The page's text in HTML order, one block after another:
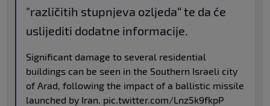
"različitih stupnjeva ozljeda“ te da će
uslijediti dodatne informacije.
Significant damage to several residential
buildings can be seen in the Southern Israeli city
of Arad, following the impact of a ballistic missile
launched by Iran. pic.twitter.com/Lnz5k9fkpP